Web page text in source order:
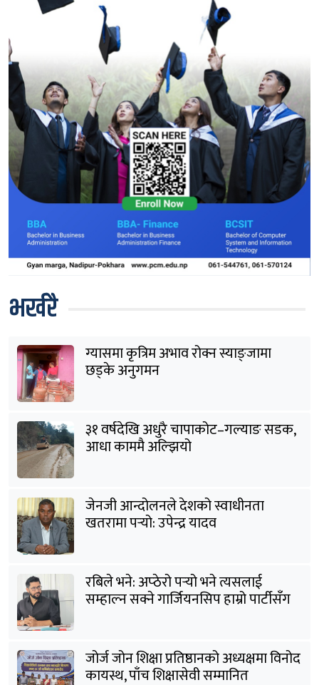
भर्खरै
ग्यासमा कृत्रिम अभाव रोक्न स्याङ्जामा
छड्के अनुगमन
३१ वर्षदेखि अधुरै चापाकोट–गल्याङ सडक,
आधा काममै अल्झियो
जेनजी आन्दोलनले देशको स्वाधीनता
खतरामा पर्‍यो: उपेन्द्र यादव
रबिले भने: अप्ठेरो पर्‍यो भने त्यसलाई
सम्हाल्न सक्ने गार्जियनसिप हाम्रो पार्टीसँग
जोर्ज जोन शिक्षा प्रतिष्ठानको अध्यक्षमा विनोद
कायस्थ, पाँच शिक्षासेवी सम्मानित